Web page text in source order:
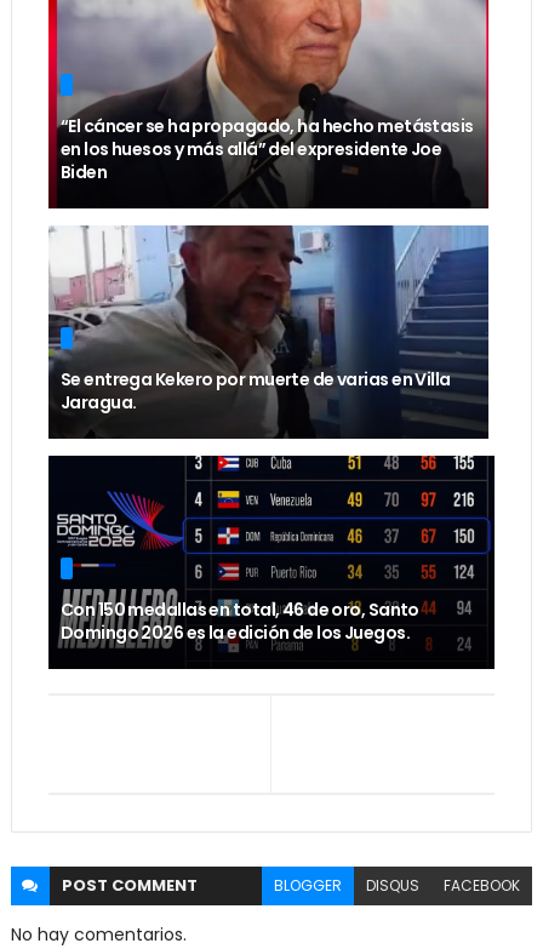
“El cáncer se ha propagado, ha hecho metástasis
en los huesos y más allá” del expresidente Joe
Biden
Se entrega Kekero por muerte de varias en Villa
Jaragua.
Con 150 medallas en total, 46 de oro, Santo
Domingo 2026 es la edición de los Juegos.
POST COMMENT BLOGGER DISQUS FACEBOOK
No hay comentarios.